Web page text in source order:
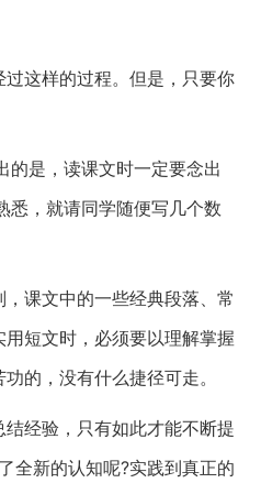
这样的过程。但是，只要你
的是，读课文时一定要念出
悉，就请同学随便写几个数
课文中的一些经典段落、常
短文时，必须要以理解掌握
的，没有什么捷径可走。
经验，只有如此才能不断提
全新的认知呢?实践到真正的